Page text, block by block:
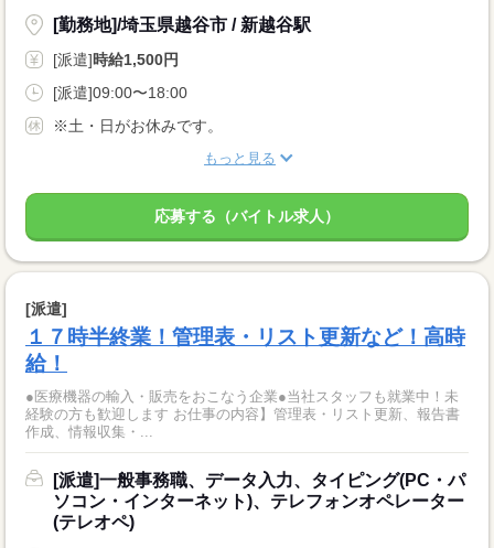
[勤務地]/埼玉県越谷市 / 新越谷駅
[派遣]時給1,500円
[派遣]09:00〜18:00
※土・日がお休みです。
もっと見る
応募する（バイトル求人）
[派遣]
１７時半終業！管理表・リスト更新など！高時
給！
●医療機器の輸入・販売をおこなう企業●当社スタッフも就業中！未
経験の方も歓迎します お仕事の内容】管理表・リスト更新、報告書
作成、情報収集・...
[派遣]一般事務職、データ入力、タイピング(PC・パ
ソコン・インターネット)、テレフォンオペレーター
(テレオペ)